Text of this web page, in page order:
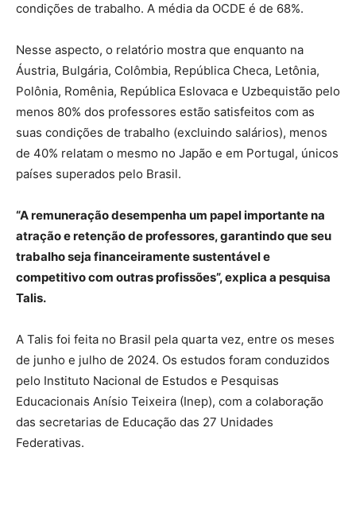
condições de trabalho. A média da OCDE é de 68%.
Nesse aspecto, o relatório mostra que enquanto na
Áustria, Bulgária, Colômbia, República Checa, Letônia,
Polônia, Romênia, República Eslovaca e Uzbequistão pelo
menos 80% dos professores estão satisfeitos com as
suas condições de trabalho (excluindo salários), menos
de 40% relatam o mesmo no Japão e em Portugal, únicos
países superados pelo Brasil.
“A remuneração desempenha um papel importante na
atração e retenção de professores, garantindo que seu
trabalho seja financeiramente sustentável e
competitivo com outras profissões”, explica a pesquisa
Talis.
A Talis foi feita no Brasil pela quarta vez, entre os meses
de junho e julho de 2024. Os estudos foram conduzidos
pelo Instituto Nacional de Estudos e Pesquisas
Educacionais Anísio Teixeira (Inep), com a colaboração
das secretarias de Educação das 27 Unidades
Federativas.